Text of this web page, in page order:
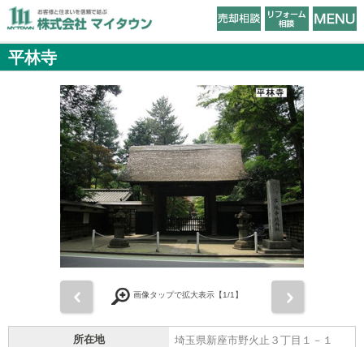
平林寺
画像タップで拡大表示【1/1】
所在地 埼玉県新座市野火止３丁目１－１